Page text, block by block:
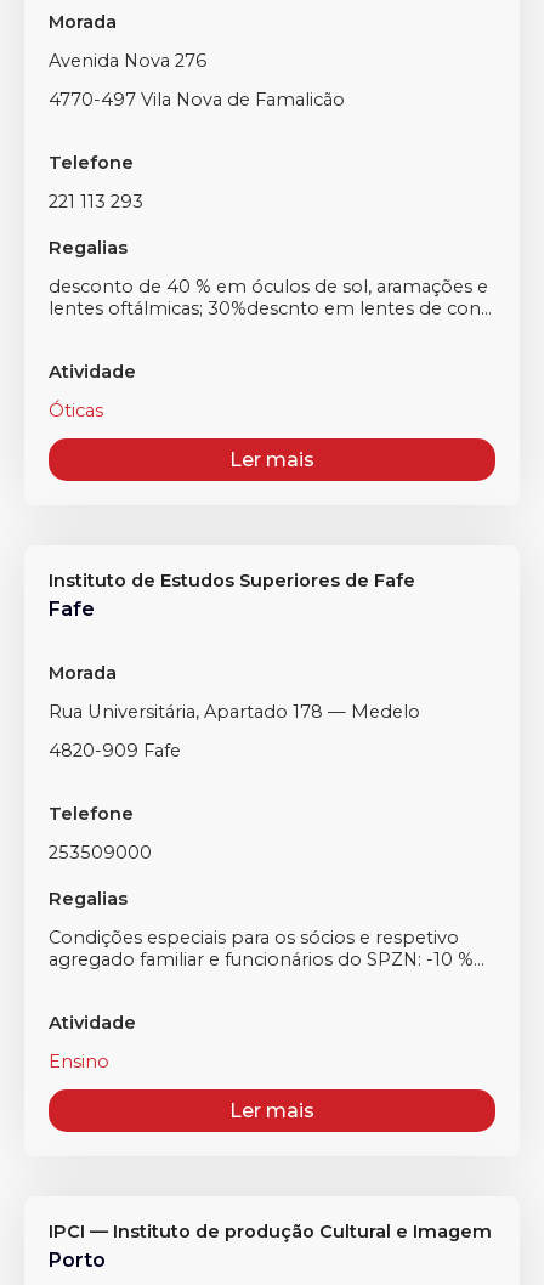
Morada
Avenida Nova 276
4770-497 Vila Nova de Famalicão
Telefone
221 113 293
Regalias
desconto de 40 % em óculos de sol, aramações e
lentes oftálmicas; 30%descnto em lentes de con...
Atividade
Óticas
Ler mais
Instituto de Estudos Superiores de Fafe
Fafe
Morada
Rua Universitária, Apartado 178 — Medelo
4820-909 Fafe
Telefone
253509000
Regalias
Condições especiais para os sócios e respetivo
agregado familiar e funcionários do SPZN: -10 %...
Atividade
Ensino
Ler mais
IPCI — Instituto de produção Cultural e Imagem
Porto